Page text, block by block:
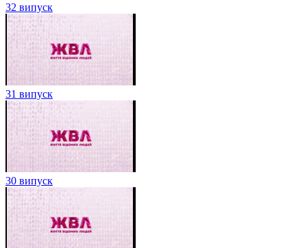
32 випуск
31 випуск
30 випуск